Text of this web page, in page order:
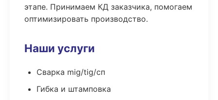
этапе. Принимаем КД заказчика, помогаем
оптимизировать производство.
Наши услуги
Сварка mig/tig/сп
Гибка и штамповка